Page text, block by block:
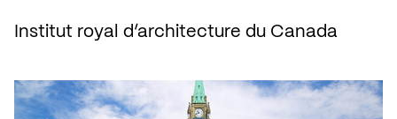
Institut royal d’architecture du Canada